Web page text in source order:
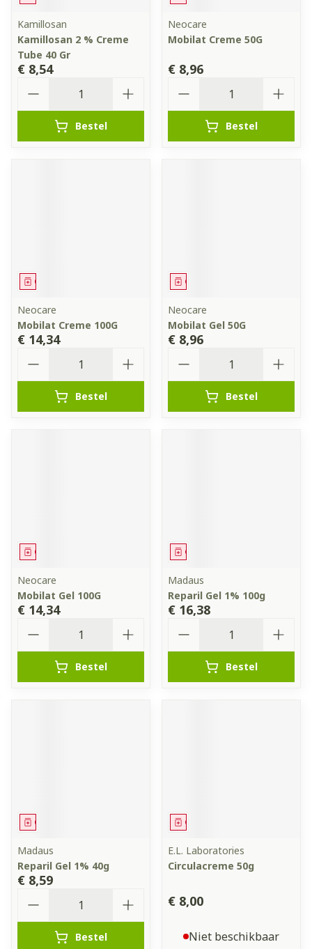
Kamillosan
Kamillosan 2 % Creme
Tube 40 Gr
€ 8,54
Bestel
Neocare
Mobilat Creme 50G
€ 8,96
Bestel
Geneesmiddel
Neocare
Mobilat Creme 100G
€ 14,34
Bestel
Geneesmiddel
Neocare
Mobilat Gel 50G
€ 8,96
Bestel
Geneesmiddel
Neocare
Mobilat Gel 100G
€ 14,34
Bestel
Geneesmiddel
Madaus
Reparil Gel 1% 100g
€ 16,38
Bestel
Geneesmiddel
Madaus
Reparil Gel 1% 40g
€ 8,59
Bestel
Geneesmiddel
E.L. Laboratories
Circulacreme 50g
€ 8,00
Niet beschikbaar